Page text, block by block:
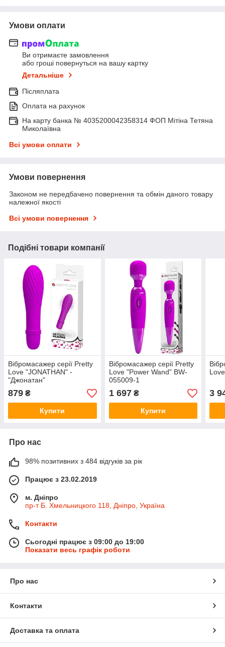
Умови оплати
Ви отримаєте замовлення
або гроші повернуться на вашу картку
Детальніше
Післяплата
Оплата на рахунок
На карту банка № 4035200042358314 ФОП Мітіна Тетяна
Миколаївна
Всі умови оплати
Умови повернення
Законом не передбачено повернення та обмін даного товару
належної якості
Всі умови повернення
Подібні товари компанії
Вібромасажер серії Pretty
Love "JONATHAN" -
"Джонатан"
879 ₴
Купити
Вібромасажер серії Pretty
Love "Power Wand" BW-
055009-1
1 697₴
Купити
3
Про нас
98% позитивних з 484 відгуків за рік
Працює з 23.02.2019
м. Дніпро
пр-т Б. Хмельницкого 118, Дніпро, Україна
Контакти
Сьогодні працює з 09:00 до 19:00
Показати весь графік роботи
Про нас
Контакти
Доставка та оплата